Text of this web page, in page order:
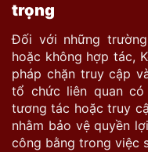
trọng
Đối với những
hoặc không hợp tác,
pháp chặn truy cập
tổ chức liên quan
tương tác hoặc truy
nhằm bảo vệ quyền
công bằng trong việc